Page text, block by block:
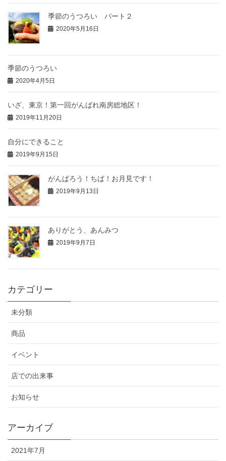
季節のうつろい パート２
2020年5月16日
季節のうつろい
2020年4月5日
いざ、東京！第一回がんばれ南房総地区！
2019年11月20日
自分にできること
2019年9月15日
がんばろう！ちば！お月見です！
2019年9月13日
ありがとう、あんみつ
2019年9月7日
カテゴリー
未分類
商品
イベント
店での出来事
お知らせ
アーカイブ
2021年7月